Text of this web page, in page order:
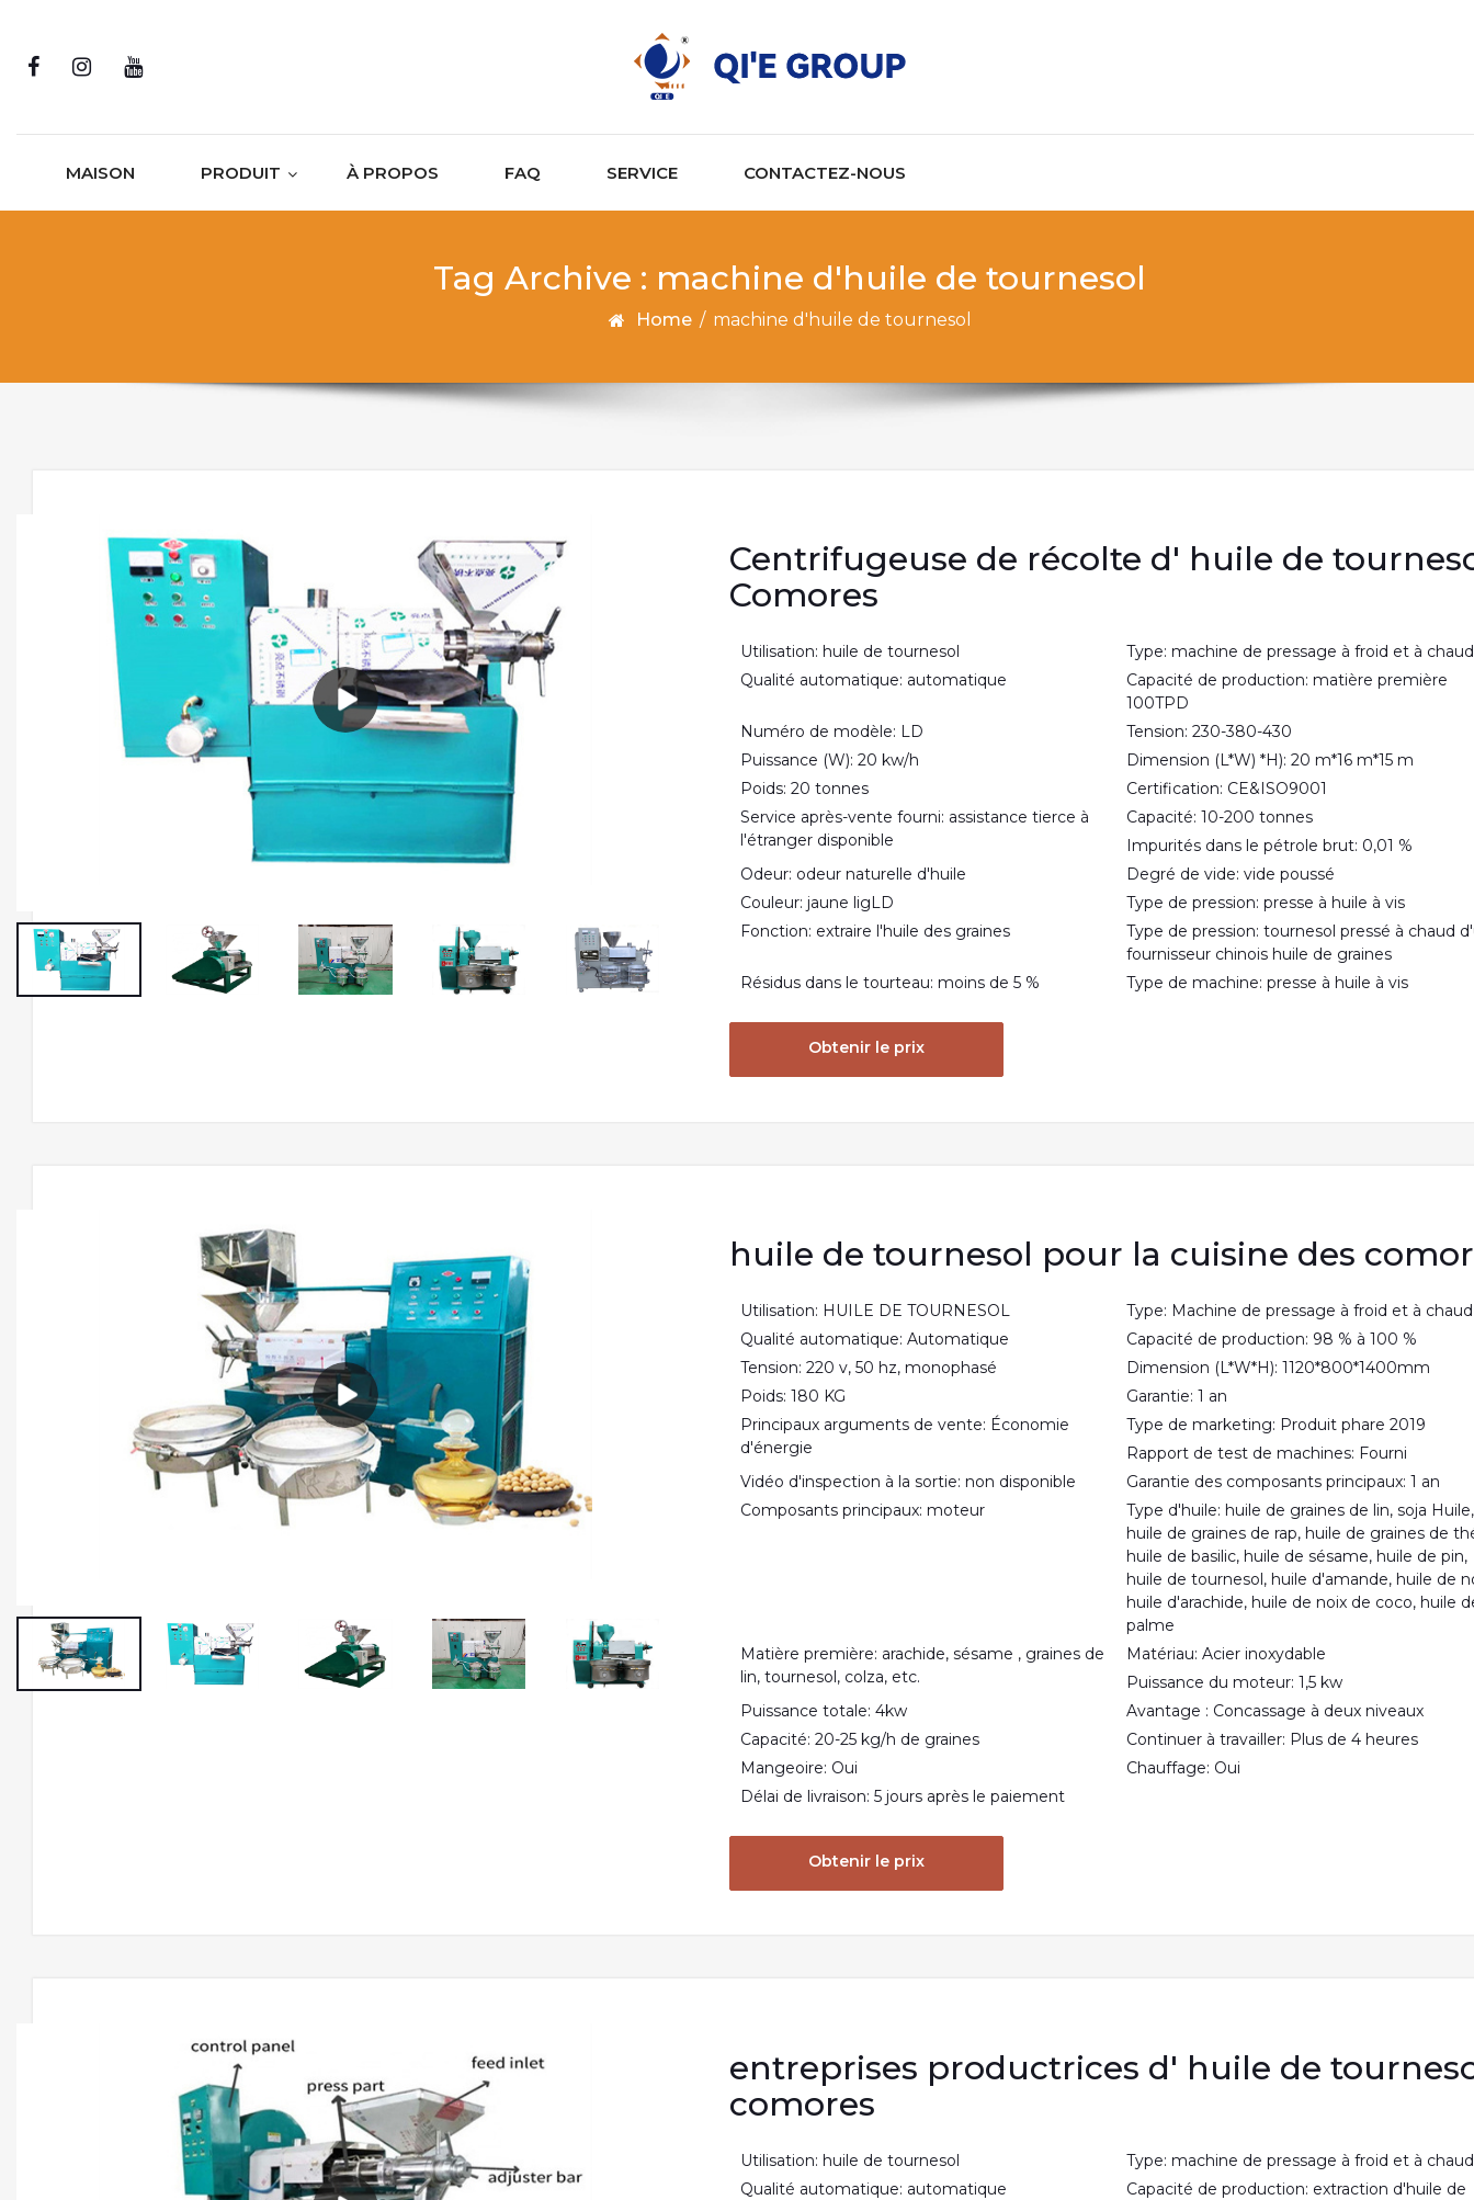
MAISON PRODUIT À PROPOS FAQ SERVICE CONTACTEZ-NOUS
Tag Archive : machine d'huile de tournesol
Home / machine d'huile de tournesol
Centrifugeuse de récolte d' huile de
Comores
Utilisation: huile de tournesol
Type: machine de pressage à froid et à chaud
Qualité automatique: automatique
Capacité de production: matière première
100TPD
Numéro de modèle: LD
Tension: 230-380-430
Puissance (W): 20 kw/h
Dimension (L*W) *H): 20 m*16 m*15 m
Poids: 20 tonnes
Certification: CE&ISO9001
Service après-vente fourni: assistance tierce à
l'étranger disponible
Capacité: 10-200 tonnes
Impurités dans le pétrole brut: 0,01 %
Odeur: odeur naturelle d'huile
Degré de vide: vide poussé
Couleur: jaune ligLD
Type de pression: presse à huile à vis
Fonction: extraire l'huile des graines
Type de pression: tournesol pressé à chaud
fournisseur chinois huile de graines
Résidus dans le tourteau: moins de 5 %
Type de machine: presse à huile à vis
Obtenir le prix
huile de tournesol pour la cuisine des
Utilisation: HUILE DE TOURNESOL
Type: Machine de pressage à froid et à chaud
Qualité automatique: Automatique
Capacité de production: 98 % à 100 %
Tension: 220 v, 50 hz, monophasé
Dimension (L*W*H): 1120*800*1400mm
Poids: 180 KG
Garantie: 1 an
Principaux arguments de vente: Économie
d'énergie
Type de marketing: Produit phare 2019
Rapport de test de machines: Fourni
Vidéo d'inspection à la sortie: non disponible
Garantie des composants principaux: 1 an
Composants principaux: moteur
Type d'huile: huile de graines de lin, soja Huile,
huile de graines de rap, huile de graines de
huile de basilic, huile de sésame, huile de pin,
huile de tournesol, huile d'amande, huile de
huile d'arachide, huile de noix de coco, huile
palme
Matière première: arachide, sésame , graines de
lin, tournesol, colza, etc.
Matériau: Acier inoxydable
Puissance du moteur: 1,5 kw
Puissance totale: 4kw
Avantage : Concassage à deux niveaux
Capacité: 20-25 kg/h de graines
Continuer à travailler: Plus de 4 heures
Mangeoire: Oui
Chauffage: Oui
Délai de livraison: 5 jours après le paiement
Obtenir le prix
entreprises productrices d' huile de
comores
Utilisation: huile de tournesol
Type: machine de pressage à froid et à chaud
Qualité automatique: automatique
Capacité de production: extraction d'huile de